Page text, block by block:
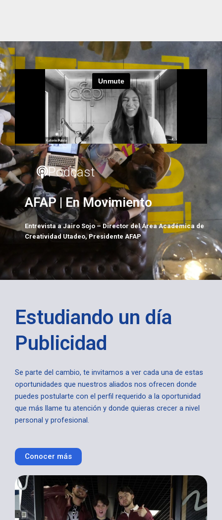
Podcast
AFAP | En Movimiento
Entrevista a Jairo Sojo – Director del Área Académica de
Creatividad Utadeo, Presidente AFAP
Estudiando un día
Publicidad
Se parte del cambio, te invitamos a ver cada una de estas
oportunidades que nuestros aliados nos ofrecen donde
puedes postularte con el perfil requerido a la oportunidad
que más llame tu atención y donde quieras crecer a nivel
personal y profesional.
Conocer más